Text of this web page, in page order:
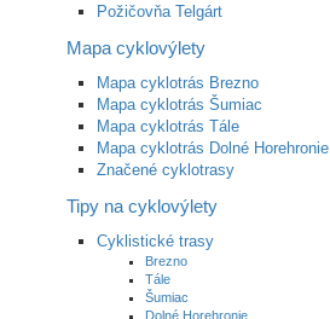
Požičovňa Telgárt
Mapa cyklovýlety
Mapa cyklotrás Brezno
Mapa cyklotrás Šumiac
Mapa cyklotrás Tále
Mapa cyklotrás Dolné Horehronie
Značené cyklotrasy
Tipy na cyklovýlety
Cyklistické trasy
Brezno
Tále
Šumiac
Dolné Horehronie